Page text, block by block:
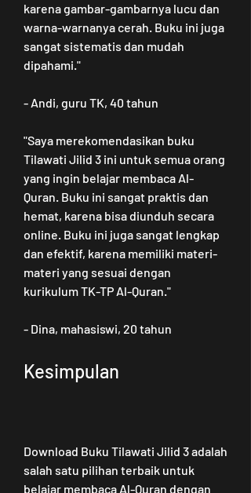
karena gambar-gambarnya lucu dan
warna-warnanya cerah. Buku ini juga
sangat sistematis dan mudah
dipahami."
- Andi, guru TK, 40 tahun
"Saya merekomendasikan buku
Tilawati Jilid 3 ini untuk semua orang
yang ingin belajar membaca Al-
Quran. Buku ini sangat praktis dan
hemat, karena bisa diunduh secara
online. Buku ini juga sangat lengkap
dan efektif, karena memiliki materi-
materi yang sesuai dengan
kurikulum TK-TP Al-Quran."
- Dina, mahasiswi, 20 tahun
Kesimpulan
Download Buku Tilawati Jilid 3 adalah
salah satu pilihan terbaik untuk
belajar membaca Al-Quran dengan